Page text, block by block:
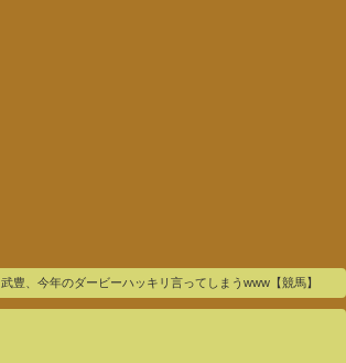
武豊、今年のダービーハッキリ言ってしまうwww【競馬】